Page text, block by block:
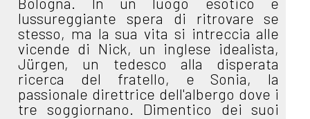
lussureggiante spera di ritrovare se
stesso, ma la sua vita si intreccia alle
vicende di Nick, un inglese idealista,
Jürgen, un tedesco alla disperata
ricerca del fratello, e Sonia, la
passionale direttrice dell'albergo dove i
tre soggiornano. Dimentico dei suoi